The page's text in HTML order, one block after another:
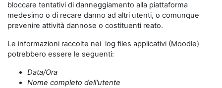
bloccare tentativi di danneggiamento alla piattaforma
medesimo o di recare danno ad altri utenti, o comunque
prevenire attività dannose o costituenti reato.
Le informazioni raccolte nei log files applicativi (Moodle)
potrebbero essere le seguenti:
Data/Ora
Nome completo dell'utente